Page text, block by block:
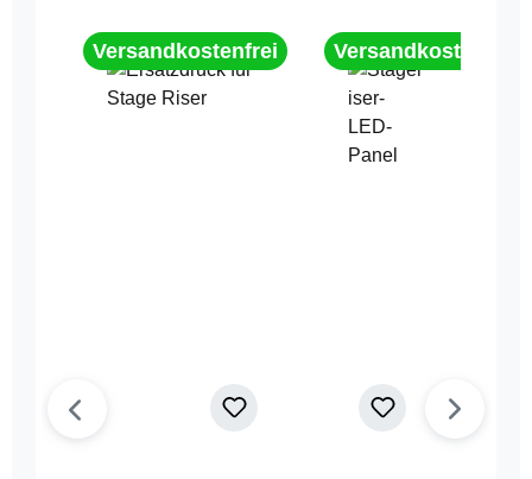
Versandkostenfrei Versandkostenfrei